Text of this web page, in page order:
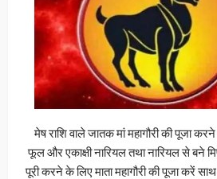
मेष राशि वाले जातक मां महागौरी की पूजा
फूल और एकाक्षी नारियल तथा नारियल से बने
पूरी करने के लिए माता महागौरी की पूजा करें